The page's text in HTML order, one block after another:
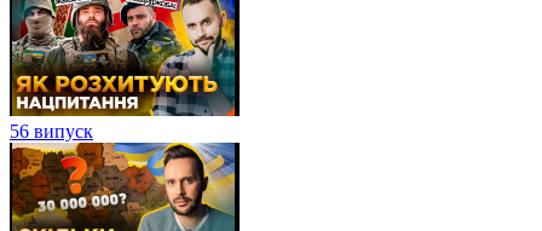
56 випуск